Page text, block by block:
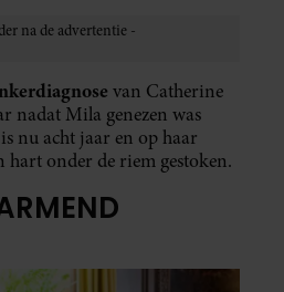
van Catherine
nadat Mila genezen was
nu acht jaar en op haar
hart onder de riem gestoken.